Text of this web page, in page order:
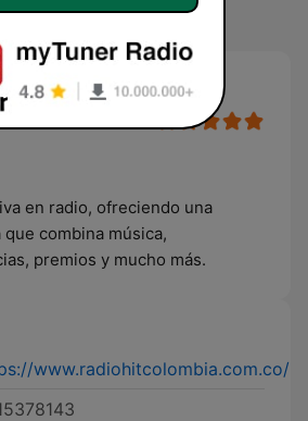
en vivo
en radio, ofreciendo una
combina música,
premios y mucho más.
www.radiohitcolombia.com.co/